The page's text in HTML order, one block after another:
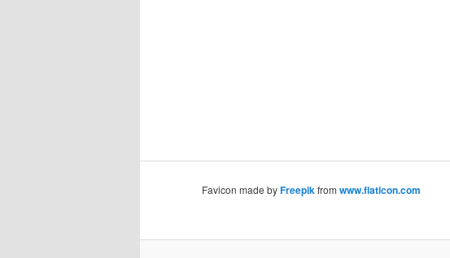
Favicon made byFreepikfrom www.flaticon.com